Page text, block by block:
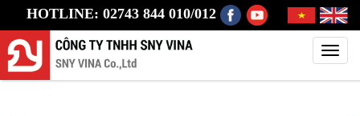
HOTLINE: 02743 844 010/012